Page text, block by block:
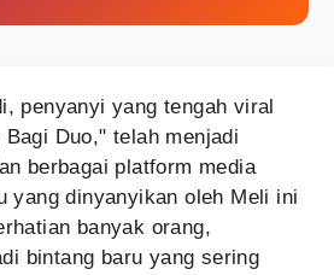
penyanyi yang tengah viral
Duo," telah menjadi
berbagai platform media
yang dinyanyikan oleh Meli ini
banyak orang,
bintang baru yang sering